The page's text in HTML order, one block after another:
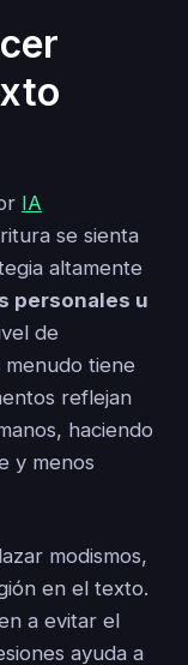
IA
se sienta
altamente
personales u
de
menudo tiene
reflejan
haciendo
y menos
modismos,
en el texto.
a evitar el
ayuda a